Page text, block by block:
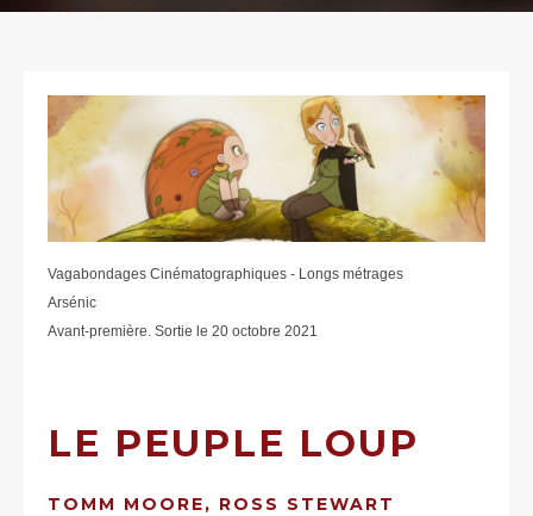
Vagabondages Cinématographiques - Longs métrages
Arsénic
Avant-première. Sortie le 20 octobre 2021
LE PEUPLE LOUP
TOMM MOORE, ROSS STEWART